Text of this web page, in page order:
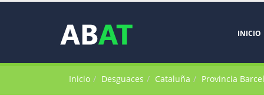
INICIO
Inicio Desguaces Cataluña Provincia